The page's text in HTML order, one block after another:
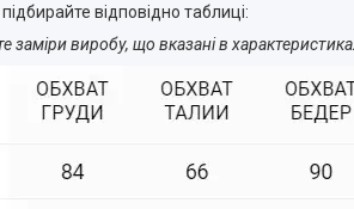
відповідно таблиці:
заміри виробу, що вказані в